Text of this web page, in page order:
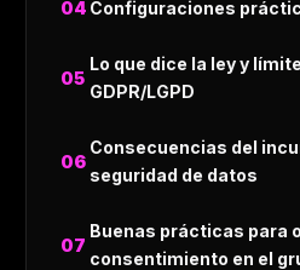
Configuraciones
Lo que dice la ley y
GDPR/LGPD
Consecuencias del
seguridad de datos
Buenas prácticas para
consentimiento en el